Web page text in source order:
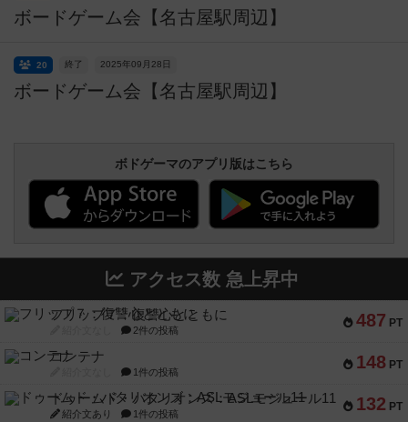
ボードゲーム会【名古屋駅周辺】
ボードゲーム会【名古屋駅周辺】
終了 2025年09月28日
20
ボドゲーマのアプリ版はこちら
アクセス数 急上昇中
487 PT
フリップ７：復讐心とともに
2件の投稿
148 PT
コンテナ
1件の投稿
132 PT
ドゥームド・バタリオンズ：ASLモジュール11
紹介文あり 1件の投稿